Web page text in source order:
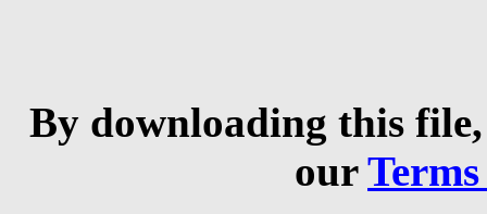
By downloading this
our